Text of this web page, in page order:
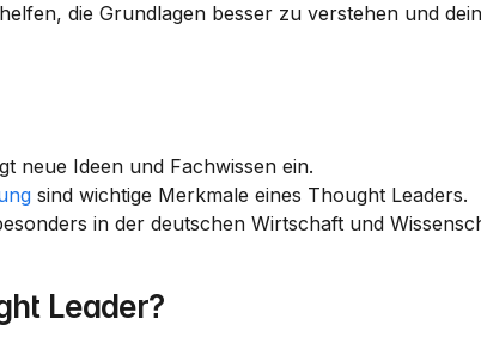
die Grundlagen besser zu verstehen und
neue Ideen und Fachwissen ein.
sind wichtige Merkmale eines Thought Leaders.
in der deutschen Wirtschaft und
Leader?